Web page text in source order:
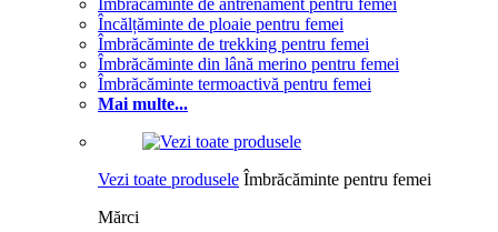
Îmbrăcăminte de antrenament pentru femei
Încălțăminte de ploaie pentru femei
Îmbrăcăminte de trekking pentru femei
Îmbrăcăminte din lână merino pentru femei
Îmbrăcăminte termoactivă pentru femei
Mai multe...
Vezi toate produsele Îmbrăcăminte pentru femei
Mărci